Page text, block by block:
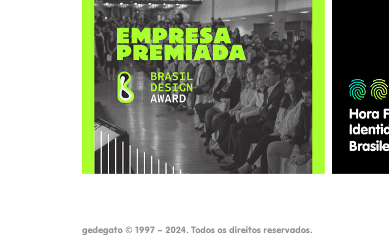
Empresa Premiada Brasil
Design Award 2019
2019
gedegato © 1997 – 2024. Todos os direitos reservados.